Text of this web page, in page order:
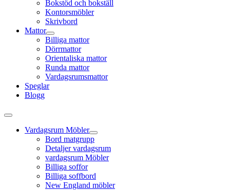
Bokstöd och bokställ
Kontorsmöbler
Skrivbord
Mattor
Billiga mattor
Dörrmattor
Orientaliska mattor
Runda mattor
Vardagsrumsmattor
Speglar
Blogg
Vardagsrum Möbler
Bord matgrupp
Detaljer vardagsrum
vardagsrum Möbler
Billiga soffor
Billiga soffbord
New England möbler